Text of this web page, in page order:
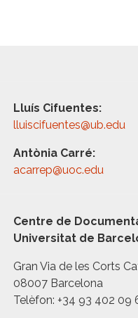
Lluís Cifuentes:
lluiscifuentes@ub.edu
Antònia Carré:
acarrep@uoc.edu
Centre de
Universitat de
Gran Via de les Corts
08007 Barcelona
Telèfon: +34 93 402 09